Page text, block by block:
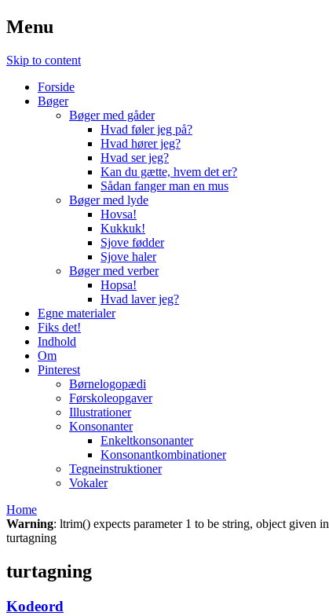
Menu
Skip to content
Forside
Bøger
Bøger med gåder
Hvad føler jeg på?
Hvad hører jeg?
Hvad ser jeg?
Kan du gætte, hvem det er?
Sådan fanger man en mus
Bøger med lyde
Hovsa!
Kukkuk!
Sjove fødder
Sjove haler
Bøger med verber
Hopsa!
Hvad laver jeg?
Egne materialer
Fiks det!
Indhold
Om
Pinterest
Børnelogopædi
Førskoleopgaver
Illustrationer
Konsonanter
Enkeltkonsonanter
Konsonantkombinationer
Tegneinstruktioner
Vokaler
Home
Warning: ltrim() expects parameter 1 to be string, object given in
turtagning
turtagning
Kodeord